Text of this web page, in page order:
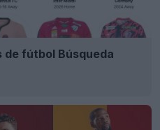
de fútbol Búsqueda